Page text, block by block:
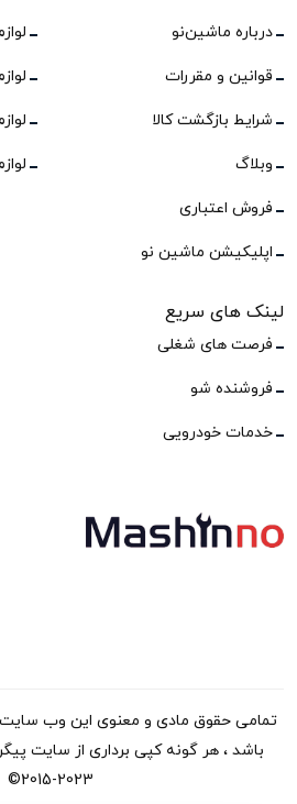
درباره ماشین‌نو
قوانین و مقررات
شرایط بازگشت کالا
وبلاگ
فروش اعتباری
اپلیکیشن ماشین نو
لینک های سریع
فرصت های شغلی
فروشنده شو
خدمات خودرویی
تمامی حقوق مادی و معنوی این وب
©2015-2023